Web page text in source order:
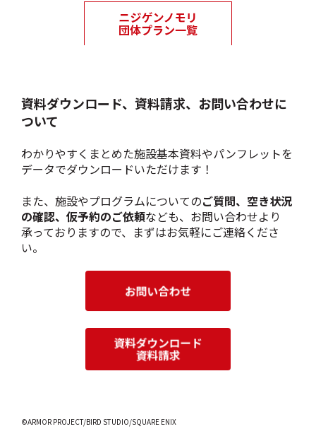
資料ダウンロード、資料請求、お問い合わせに
ついて
わかりやすくまとめた施設基本資料やパンフレットを
データでダウンロードいただけます！
また、施設やプログラムについてのご質問、空き状況
の確認、仮予約のご依頼なども、お問い合わせより
承っておりますので、まずはお気軽にご連絡くださ
い。
©ARMOR PROJECT/BIRD STUDIO/SQUARE ENIX